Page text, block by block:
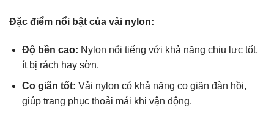
Đặc điểm nổi bật của vải nylon:
Độ bền cao: Nylon nổi tiếng với khả năng chịu lực tốt,
ít bị rách hay sờn.
Co giãn tốt: Vải nylon có khả năng co giãn đàn hồi,
giúp trang phục thoải mái khi vận động.